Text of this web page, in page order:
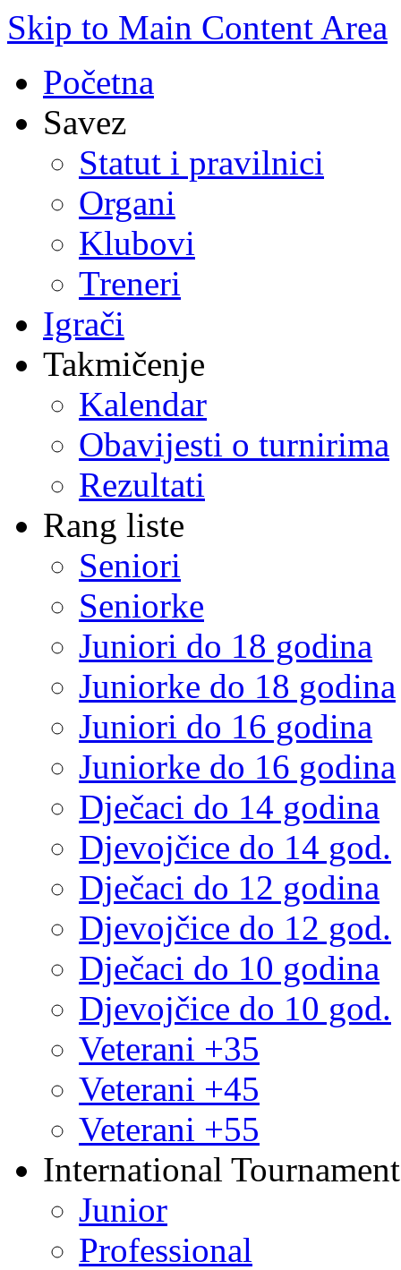
Skip to Main Content Area
Početna
Savez
Statut i pravilnici
Organi
Klubovi
Treneri
Igrači
Takmičenje
Kalendar
Obavijesti o turnirima
Rezultati
Rang liste
Seniori
Seniorke
Juniori do 18 godina
Juniorke do 18 godina
Juniori do 16 godina
Juniorke do 16 godina
Dječaci do 14 godina
Djevojčice do 14 god.
Dječaci do 12 godina
Djevojčice do 12 god.
Dječaci do 10 godina
Djevojčice do 10 god.
Veterani +35
Veterani +45
Veterani +55
International
Junior
Professional